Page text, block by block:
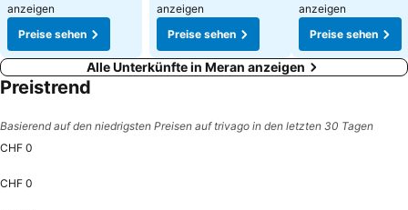
anzeigen
Preise sehen
anzeigen
Preise sehen
anzeigen
Preise sehen
Alle Unterkünfte in Meran anzeigen
Preistrend
Basierend auf den niedrigsten Preisen auf trivago in den letzten 30 Tagen
CHF 0
CHF 0